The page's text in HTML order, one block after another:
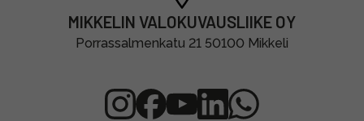
MIKKELIN VALOKUVAUSLIIKE OY
Porrassalmenkatu 21 50100 Mikkeli